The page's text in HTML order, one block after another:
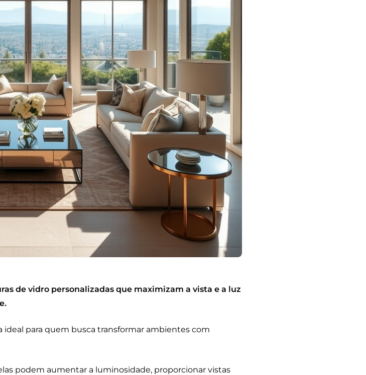
de vidro personalizadas que maximizam a vista e a luz
ideal para quem busca transformar ambientes com
podem aumentar a luminosidade, proporcionar vistas